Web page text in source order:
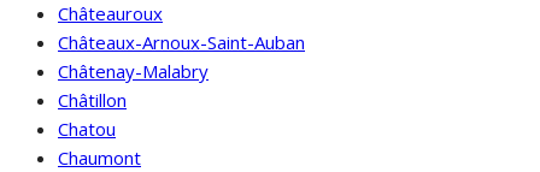
Châteauroux
Châteaux-Arnoux-Saint-Auban
Châtenay-Malabry
Châtillon
Chatou
Chaumont